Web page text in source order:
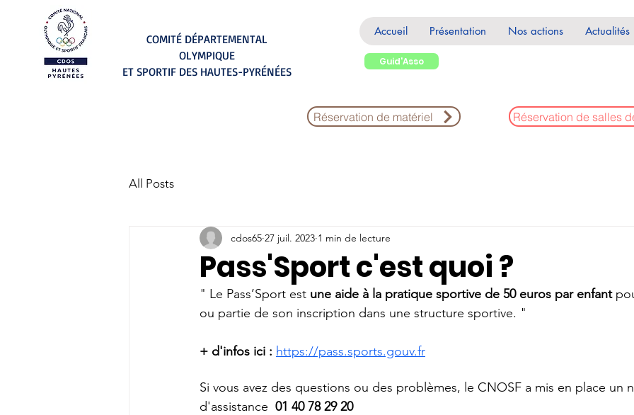
Accueil Présentation Nos actions Actualités
Guid'Asso
COMITÉ DÉPARTEMENTAL
OLYMPIQUE
ET SPORTIF DES HAUTES-PYRÉNÉES
Réservation de matériel Réservation de salles
All Posts
Pass'Sport c'est quoi ?
cdos65 27 juil. 2023 1 min de lecture
" Le Pass’Sport est une aide à la pratique sportive de 50 euros par enfant
ou partie de son inscription dans une structure sportive. "
+ d'infos ici : https://pass.sports.gouv.fr
Si vous avez des questions ou des problèmes, le CNOSF a mis en place un
d'assistance 01 40 78 29 20